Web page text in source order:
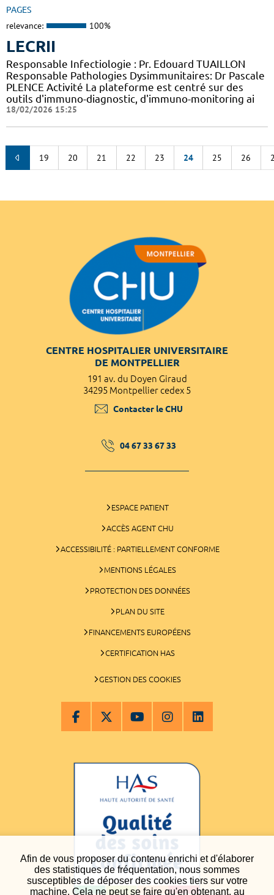
Afin de vous proposer du contenu enrichi et d'élaborer
des statistiques de fréquentation, nous sommes
susceptibles de déposer des cookies tiers sur votre
machine. Cela ne peut se faire qu'en obtenant, au
PAGES
relevance: 100%
LECRII
Responsable Infectiologie : Pr. Edouard TUAILLON
Responsable Pathologies Dysimmunitaires: Dr Pascale
PLENCE Activité La plateforme est centré sur des
outils d'immuno-diagnostic, d'immuno-monitoring ai
18/02/2026 15:25
19 20 21 22 23 24 25 26
CENTRE HOSPITALIER UNIVERSITAIRE
DE MONTPELLIER
191 av. du Doyen Giraud
34295 Montpellier cedex 5
Contacter le CHU
04 67 33 67 33
ESPACE PATIENT
ACCÈS AGENT CHU
ACCESSIBILITÉ : PARTIELLEMENT CONFORME
MENTIONS LÉGALES
PROTECTION DES DONNÉES
PLAN DU SITE
FINANCEMENTS EUROPÉENS
CERTIFICATION HAS
GESTION DES COOKIES